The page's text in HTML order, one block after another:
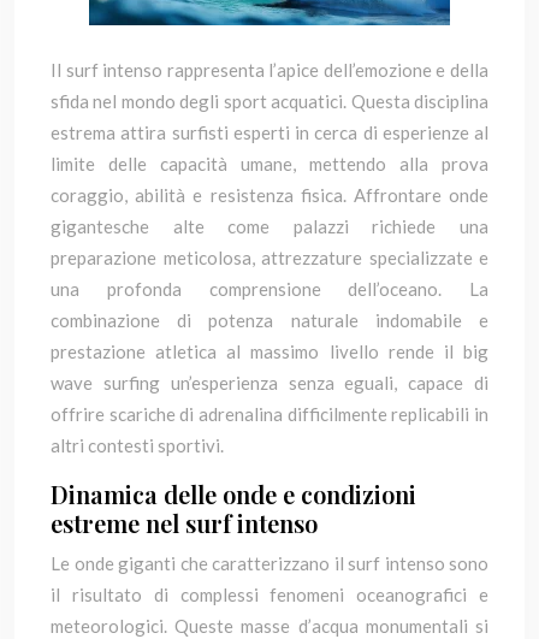
Il surf intenso rappresenta l’apice dell’emozione e della
sfida nel mondo degli sport acquatici. Questa disciplina
estrema attira surfisti esperti in cerca di esperienze al
limite delle capacità umane, mettendo alla prova
coraggio, abilità e resistenza fisica. Affrontare onde
gigantesche alte come palazzi richiede una
preparazione meticolosa, attrezzature specializzate e
una profonda comprensione dell’oceano. La
combinazione di potenza naturale indomabile e
prestazione atletica al massimo livello rende il big
wave surfing un’esperienza senza eguali, capace di
offrire scariche di adrenalina difficilmente replicabili in
altri contesti sportivi.
Dinamica delle onde e condizioni
estreme nel surf intenso
Le onde giganti che caratterizzano il surf intenso sono
il risultato di complessi fenomeni oceanografici e
meteorologici. Queste masse d’acqua monumentali si